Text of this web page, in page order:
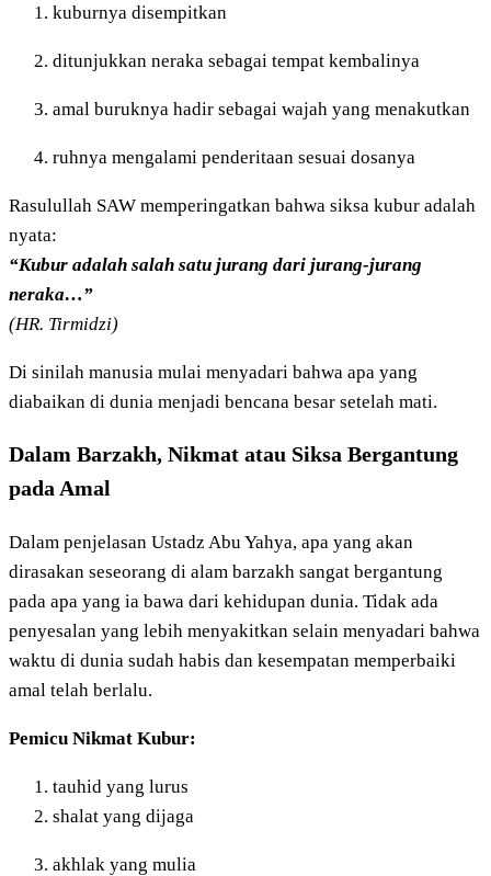
kuburnya disempitkan
ditunjukkan neraka sebagai tempat kembalinya
amal buruknya hadir sebagai wajah yang menakutkan
ruhnya mengalami penderitaan sesuai dosanya
Rasulullah SAW memperingatkan bahwa siksa kubur adalah
nyata:
“Kubur adalah salah satu jurang dari jurang-jurang
neraka…”
(HR. Tirmidzi)
Di sinilah manusia mulai menyadari bahwa apa yang
diabaikan di dunia menjadi bencana besar setelah mati.
Dalam Barzakh, Nikmat atau Siksa Bergantung
pada Amal
Dalam penjelasan Ustadz Abu Yahya, apa yang akan
dirasakan seseorang di alam barzakh sangat bergantung
pada apa yang ia bawa dari kehidupan dunia. Tidak ada
penyesalan yang lebih menyakitkan selain menyadari bahwa
waktu di dunia sudah habis dan kesempatan memperbaiki
amal telah berlalu.
Pemicu Nikmat Kubur:
tauhid yang lurus
shalat yang dijaga
akhlak yang mulia